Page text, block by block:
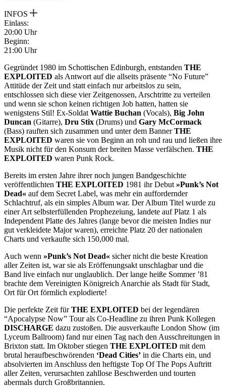
INFOS
Einlass:
20:00 Uhr
Beginn:
21:00 Uhr
Gegründet 1980 im Schottischen Edinburgh, entstanden THE
EXPLOITED als Antwort auf die allseits präsente “No Future”
Attitüde der Zeit und statt einfach nur arbeitslos zu sein,
entschlossen sich diese vier Zeitgenossen, Arschtritte zu verteilen
und wenn sie schon keinen richtigen Job hatten, hatten sie
wenigstens Stil! Ex-Soldat Wattie Buchan (Vocals), Big John
Duncan (Gitarre), Dru Stix (Drums) und Gary McCormack
(Bass) rauften sich zusammen und unter dem BannerTHE
EXPLOITED waren sie von Beginn an roh und rau und ließen ihre
Musik nicht für den Konsum der breiten Masse verfälschen. THE
EXPLOITED waren Punk Rock.
Bereits im ersten Jahre ihrer noch jungen Bandgeschichte
veröffentlichten THE EXPLOITED 1981 ihr Debut »Punk’s Not
Dead« auf dem Secret Label, was mehr ein auffordernder
Schlachtruf, als ein simples Album war. Der Album Titel wurde zu
einer Art selbsterfüllenden Prophezeiung, landete auf Platz 1 als
Independent Platte des Jahres (lange bevor die meisten Indies nur
gut verkleidete Major waren), erreichte Platz 20 der nationalen
Charts und verkaufte sich 150,000 mal.
Auch wenn »Punk’s Not Dead« sicher nicht die beste Kreation
aller Zeiten ist, war sie als Eröffenungsakt unschlagbar und die
Band live einfach nur unglaublich. Der lange heiße Sommer ’81
brachte dem Vereinigten Königreich Anarchie als Stadt für Stadt,
Ort für Ort förmlich explodierte!
Die perfekte Zeit fürTHE EXPLOITED bei der legendären
“Apocalypse Now” Tour als Co-Headline zu ihren Punk Kollegen
DISCHARGE dazu zustoßen. Die ausverkaufte London Show (im
Lyceum Ballroom) fand nur einen Tag nach den Ausschreitungen in
Brixton statt. Im Oktober stiegen THE EXPLOITED mit dem
brutal heraufbeschwörenden ‘Dead Cities’ in die Charts ein, und
absolvierten im Anschluss den heftigste Top Of The Pops Auftritt
aller Zeiten, verursachten zahllose Beschwerden und tourten
abermals durch Großbritannien.